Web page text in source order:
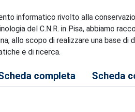
informatico rivolto alla
del C.N.R. in Pisa, abbiamo
allo scopo di realizzare una base
e di ricerca.
completa Scheda